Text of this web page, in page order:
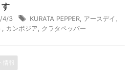
4/3 KURATA PEPPER アースデイ
カンボジア クラタペッパー
情報